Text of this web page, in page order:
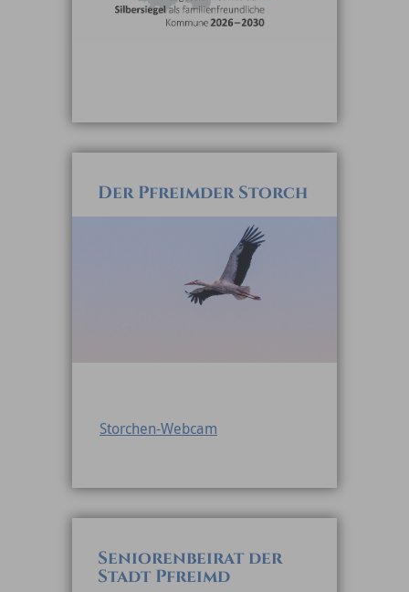
Der Pfreimder Storch
Storchen-Webcam
Seniorenbeirat der
Stadt Pfreimd